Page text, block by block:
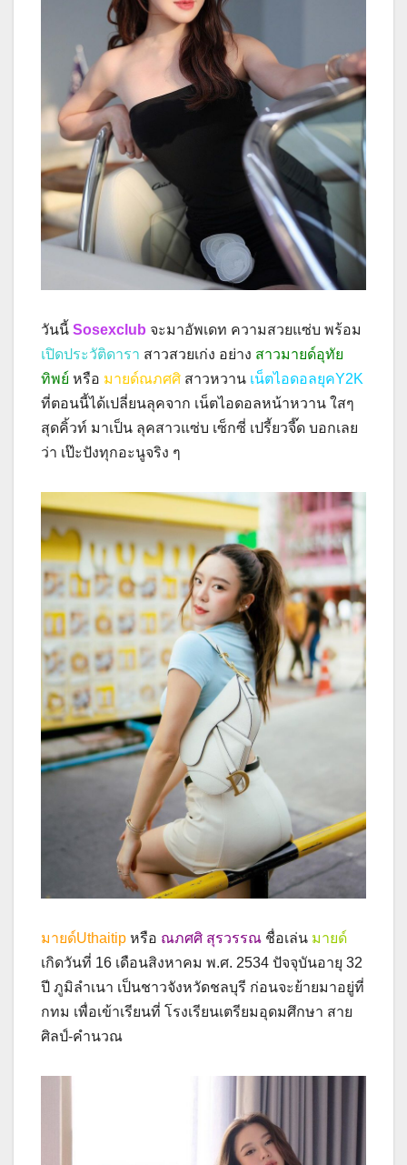
วันนี้ Sosexclub จะมาอัพเดท ความสวยแซ่บ พร้อม
เปิดประวัติดารา สาวสวยเก่ง อย่าง สาวมายด์อุทัย
ทิพย์ หรือ มายด์ณภศศิ สาวหวาน เน็ตไอดอลยุคY2K
ที่ตอนนี้ได้เปลี่ยนลุคจาก เน็ตไอดอลหน้าหวาน ใสๆ
สุดคิ้วท์ มาเป็น ลุคสาวแซ่บ เซ็กซี่ เปรี้ยวจี๊ด บอกเลย
ว่า เป๊ะปังทุกอะนูจริง ๆ
มายด์Uthaitip หรือ ณภศศิ สุรวรรณ ชื่อเล่น มายด์
เกิดวันที่ 16 เดือนสิงหาคม พ.ศ. 2534 ปัจจุบันอายุ 32
ปี ภูมิลำเนา เป็นชาวจังหวัดชลบุรี ก่อนจะย้ายมาอยู่ที่
กทม เพื่อเข้าเรียนที่ โรงเรียนเตรียมอุดมศึกษา สาย
ศิลป์-คำนวณ